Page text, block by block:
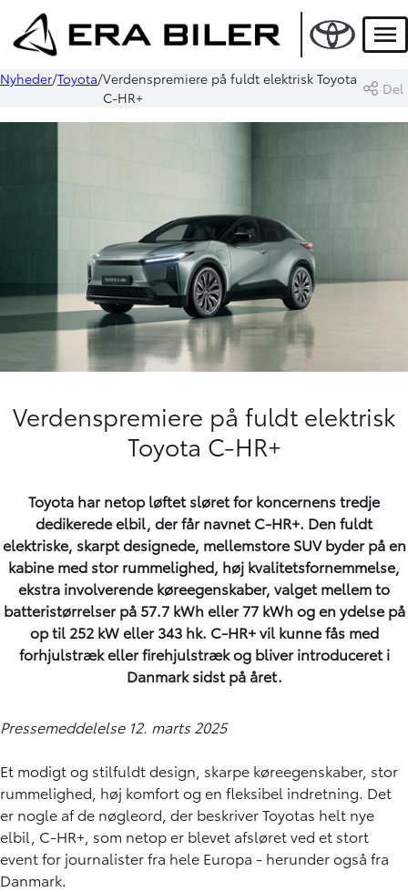
Nyheder Toyota Verdenspremiere på fuldt elektrisk Toyota
C-HR+
Del
Verdenspremiere på fuldt elektrisk
Toyota C-HR+
Toyota har netop løftet sløret for koncernens tredje
dedikerede elbil, der får navnet C-HR+. Den fuldt
elektriske, skarpt designede, mellemstore SUV byder på en
kabine med stor rummelighed, høj kvalitetsfornemmelse,
ekstra involverende køreegenskaber, valget mellem to
batteristørrelser på 57.7 kWh eller 77 kWh og en ydelse på
op til 252 kW eller 343 hk. C-HR+ vil kunne fås med
forhjulstræk eller firehjulstræk og bliver introduceret i
Danmark sidst på året.
Pressemeddelelse 12. marts 2025
Et modigt og stilfuldt design, skarpe køreegenskaber, stor
rummelighed, høj komfort og en fleksibel indretning. Det
er nogle af de nøgleord, der beskriver Toyotas helt nye
elbil, C-HR+, som netop er blevet afsløret ved et stort
event for journalister fra hele Europa - herunder også fra
Danmark.